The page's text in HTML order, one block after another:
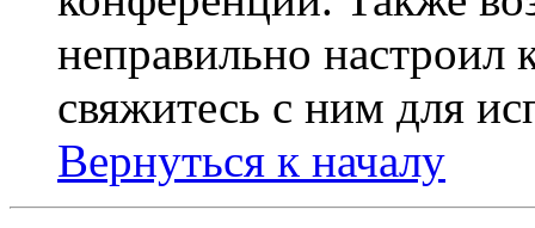
неправильно
свяжитесь с ним для
Вернуться к началу